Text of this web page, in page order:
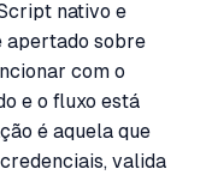
nativo e
apertado sobre
com o
e o fluxo está
é aquela que
valida